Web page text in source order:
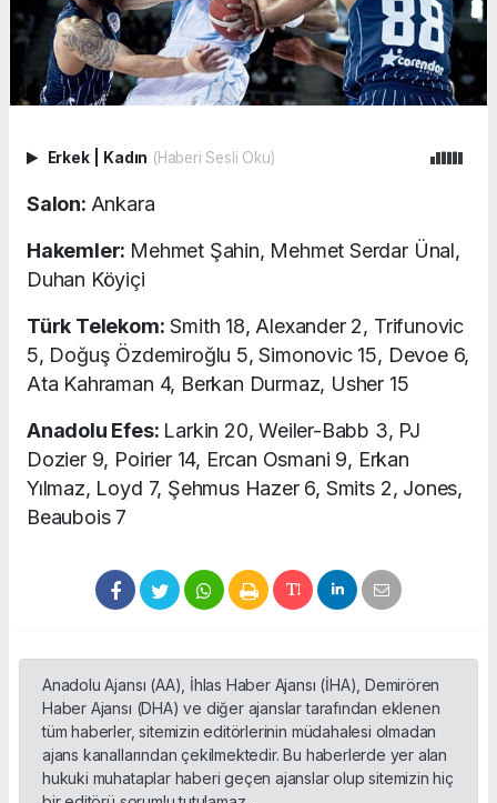
Erkek Kadın (Haberi Sesli Oku)
Salon: Ankara
Hakemler: Mehmet Şahin, Mehmet Serdar Ünal,
Duhan Köyiçi
Türk Telekom: Smith 18, Alexander 2, Trifunovic
5, Doğuş Özdemiroğlu 5, Simonovic 15, Devoe 6,
Ata Kahraman 4, Berkan Durmaz, Usher 15
Anadolu Efes: Larkin 20, Weiler-Babb 3, PJ
Dozier 9, Poirier 14, Ercan Osmani 9, Erkan
Yılmaz, Loyd 7, Şehmus Hazer 6, Smits 2, Jones,
Beaubois 7
Anadolu Ajansı (AA), İhlas Haber Ajansı (İHA), Demirören
Haber Ajansı (DHA) ve diğer ajanslar tarafından eklenen
tüm haberler, sitemizin editörlerinin müdahalesi olmadan
ajans kanallarından çekilmektedir. Bu haberlerde yer alan
hukuki muhataplar haberi geçen ajanslar olup sitemizin hiç